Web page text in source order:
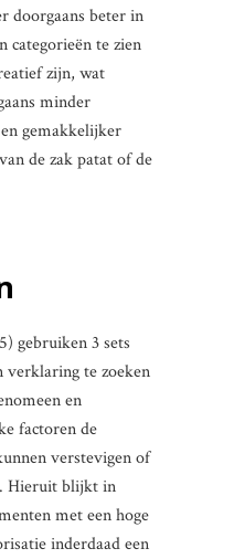
doorgaans beter in
categorieën te zien
zijn, wat
minder
gemakkelijker
de zak patat of de
gebruiken 3 sets
verklaring te zoeken
en
factoren de
verstevigen of
Hieruit blijkt in
met een hoge
inderdaad een